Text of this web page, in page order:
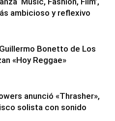
ambicioso y reflexivo
Bonetto de Los
«Hoy Reggae»
anunció «Thrasher»,
solista con sonido